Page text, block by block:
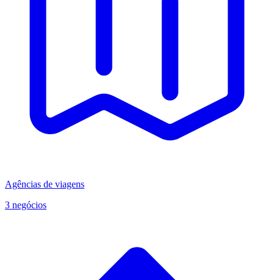
Agências de viagens
3 negócios